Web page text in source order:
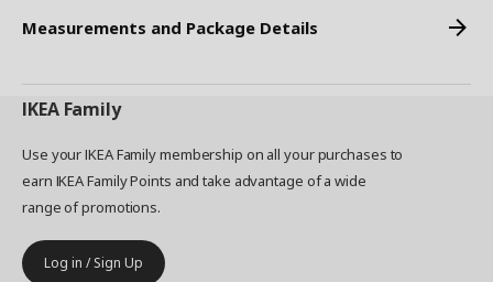
Measurements and Package Details
IKEA Family
Use your IKEA Family membership on all your purchases to
earn IKEA Family Points and take advantage of a wide
range of promotions.
Log in / Sign Up